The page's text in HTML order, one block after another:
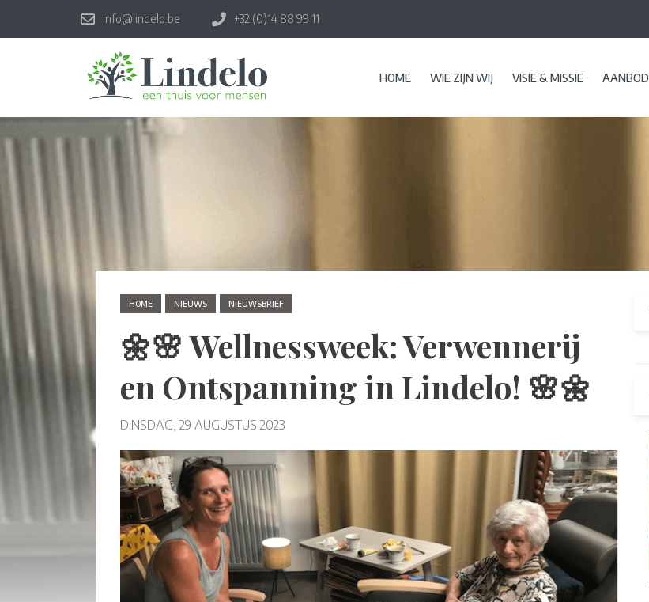
info@lindelo.be +32 (0)14 88 99 11
HOME WIE ZIJN WIJ VISIE & MISSIE AANBOD
HOME NIEUWS NIEUWSBRIEF
🌼🌸 Wellnessweek: Verwennerij
en Ontspanning in Lindelo! 🌸🌼
DINSDAG, 29 AUGUSTUS 2023